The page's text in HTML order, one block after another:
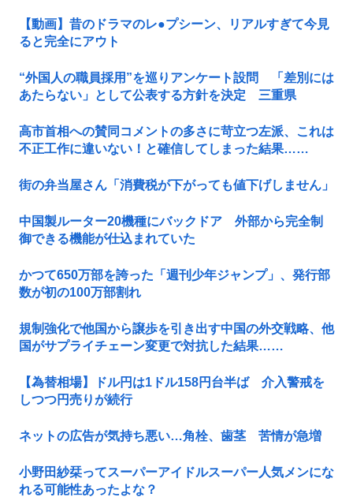
【動画】昔のドラマのレ●プシーン、リアルすぎて今見
ると完全にアウト
“外国人の職員採用”を巡りアンケート設問 「差別には
あたらない」として公表する方針を決定 三重県
高市首相への賛同コメントの多さに苛立つ左派、これは
不正工作に違いない！と確信してしまった結果……
街の弁当屋さん「消費税が下がっても値下げしません」
中国製ルーター20機種にバックドア 外部から完全制
御できる機能が仕込まれていた
かつて650万部を誇った「週刊少年ジャンプ」、発行部
数が初の100万部割れ
規制強化で他国から譲歩を引き出す中国の外交戦略、他
国がサプライチェーン変更で対抗した結果……
【為替相場】ドル円は1ドル158円台半ば 介入警戒を
しつつ円売りが続行
ネットの広告が気持ち悪い…角栓、歯茎 苦情が急増
小野田紗栞ってスーパーアイドルスーパー人気メンにな
れる可能性あったよな？